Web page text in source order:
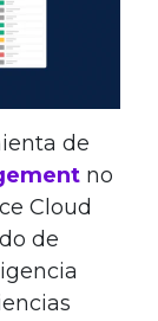
de
no
Cloud
de